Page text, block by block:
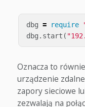
dbg = require
dbg . start (
Oznacza to
urządzenie
zapory sieciowe
zezwalają na